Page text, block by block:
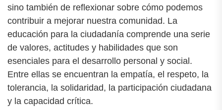
sino también de reflexionar sobre cómo podemos
contribuir a mejorar nuestra comunidad. La
educación para la ciudadanía comprende una serie
de valores, actitudes y habilidades que son
esenciales para el desarrollo personal y social.
Entre ellas se encuentran la empatía, el respeto, la
tolerancia, la solidaridad, la participación ciudadana
y la capacidad crítica.